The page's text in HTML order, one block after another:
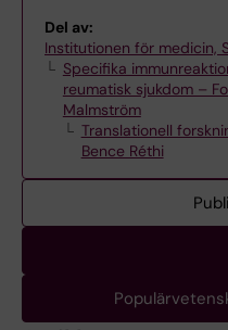
Del av:
Institutionen för medicin,
Specifika
reumatisk sjukdom –
Malmström
Translationell
Bence Réthi